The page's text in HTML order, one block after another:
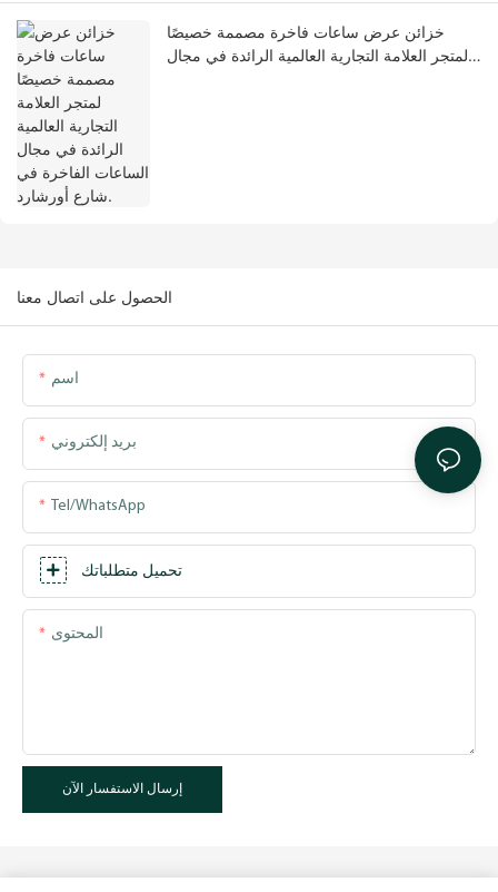
خزائن عرض ساعات فاخرة مصممة خصيصًا
لمتجر العلامة التجارية العالمية الرائدة في مجال
الحصول على اتصال معنا
اسم
بريد إلكتروني
Tel/WhatsApp
تحميل متطلباتك
المحتوى
إرسال الاستفسار الآن